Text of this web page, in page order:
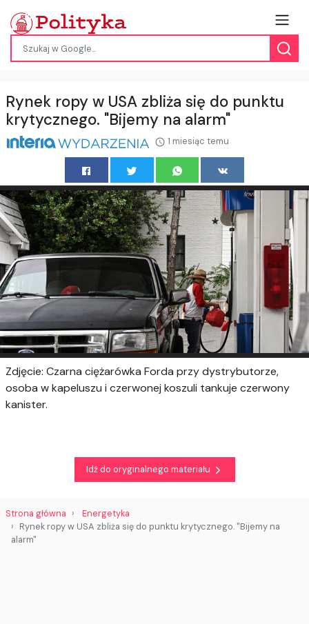
Rynek ropy w USA zbliża się do punktu
krytycznego. "Bijemy na alarm"
1 miesiąc temu
Zdjęcie: Czarna ciężarówka Forda przy dystrybutorze,
osoba w kapeluszu i czerwonej koszuli tankuje czerwony
kanister.
Idź do oryginalnego materiału
Strona główna
Energetyka
Rynek ropy w USA zbliża się do punktu krytycznego. "Bijemy na
alarm"